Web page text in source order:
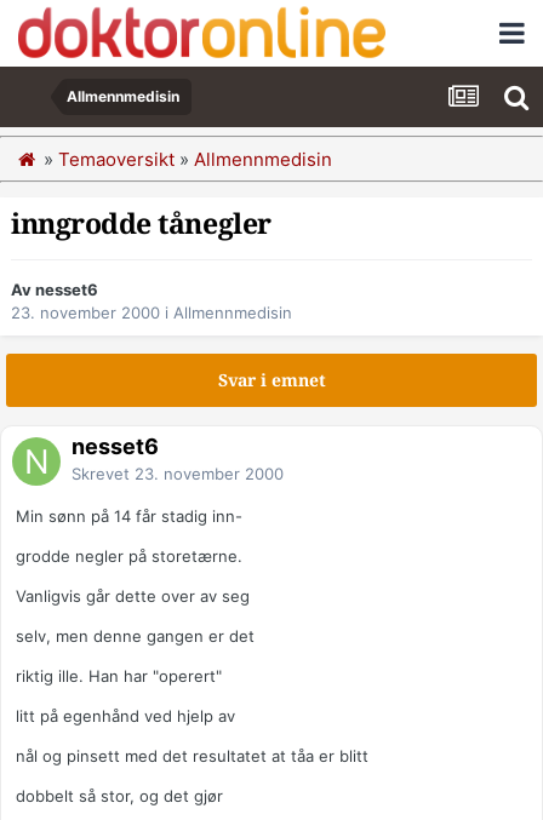
Allmennmedisin
» Temaoversikt » Allmennmedisin
inngrodde tånegler
Av nesset6
23. november 2000 i Allmennmedisin
Svar i emnet
nesset6
Skrevet 23. november 2000
Min sønn på 14 får stadig inn-
grodde negler på storetærne.
Vanligvis går dette over av seg
selv, men denne gangen er det
riktig ille. Han har "operert"
litt på egenhånd ved hjelp av
nål og pinsett med det resultatet at tåa er blitt
dobbelt så stor, og det gjør